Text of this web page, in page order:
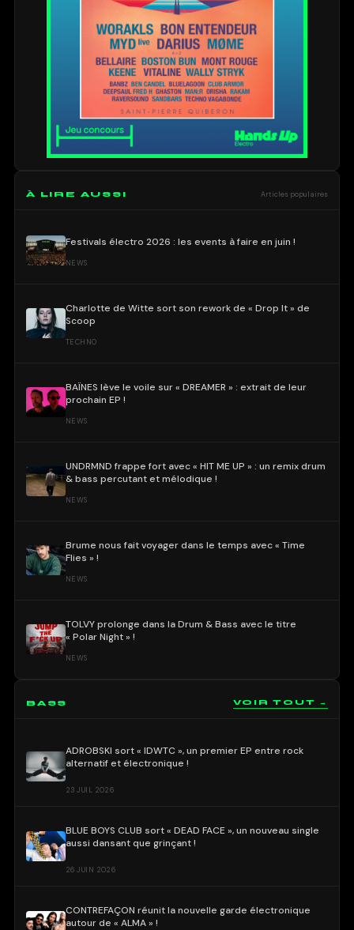
À LIRE AUSSI Articles populaires
Festivals électro 2026 : les events à faire en juin !
NEWS
Charlotte de Witte sort son rework de « Drop It » de
Scoop
TECHNO
BAÏNES lève le voile sur « DREAMER » : extrait de leur
prochain EP !
NEWS
UNDRMND frappe fort avec « HIT ME UP » : un remix drum
& bass percutant et mélodique !
NEWS
Brume nous fait voyager dans le temps avec « Time
Flies » !
NEWS
TOLVY prolonge dans la Drum & Bass avec le titre
« Polar Night » !
NEWS
BASS VOIR TOUT →
ADROBSKI sort « IDWTC », un premier EP entre rock
alternatif et électronique !
23 JUIL 2026
BLUE BOYS CLUB sort « DEAD FACE », un nouveau single
aussi dansant que grinçant !
26 JUIN 2026
CONTREFAÇON réunit la nouvelle garde électronique
autour de « ALMA » !